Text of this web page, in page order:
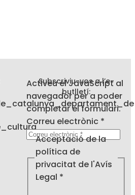
Subscriviu-vos a l’e-
butlletí:
Activeu el JavaScript al
navegador per a poder
completar el formulari.
Correu electrònic *
Legal
de
Acceptació de la
política de
privacitat de l'Avís
Legal *